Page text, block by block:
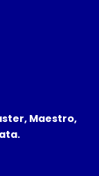
Maestro,